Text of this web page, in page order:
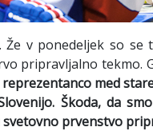
Že v ponedeljek so
pripravljalno tekmo.
med
Škoda, da
prvenstvo